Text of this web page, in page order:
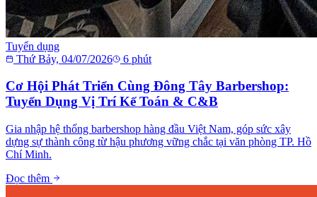
Tuyển dụng
Thứ Bảy, 04/07/2026
6 phút
Cơ Hội Phát Triển Cùng Đông Tây Barbershop:
Tuyển Dụng Vị Trí Kế Toán & C&B
Gia nhập hệ thống barbershop hàng đầu Việt Nam, góp sức xây
dựng sự thành công từ hậu phương vững chắc tại văn phòng TP. Hồ
Chí Minh.
Đọc thêm